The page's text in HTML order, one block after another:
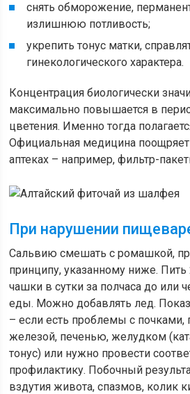
снять обморожение,
излишнюю потливость;
укрепить тонус матки,
гинекологического характера.
Концентрация биологически
максимально повышается в
цветения. Именно тогда
Официальная медицина
аптеках – например, фильтр-
При нарушении
Сальвию смешать с ромашкой,
принципу, указанному ниже.
чашки в сутки за полчаса до или
еды. Можно добавлять лед.
– если есть проблемы с почками,
железой, печенью, желудком
тонус) или нужно провести
профилактику. Побочный
вздутия живота, спазмов, колик